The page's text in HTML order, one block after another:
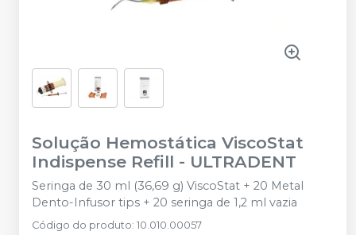
Solução Hemostática ViscoStat
Indispense Refill - ULTRADENT
Seringa de 30 ml (36,69 g) ViscoStat + 20 Metal
Dento-Infusor tips + 20 seringa de 1,2 ml vazia
Código do produto: 10.010.00057